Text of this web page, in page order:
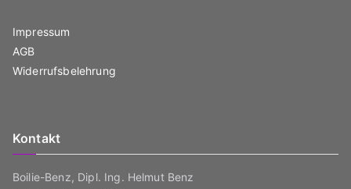
der
Produktseite
gewählt
Impressum
AGB
Widerrufsbelehrung
Kontakt
Boilie-Benz, Dipl. Ing. Helmut Benz